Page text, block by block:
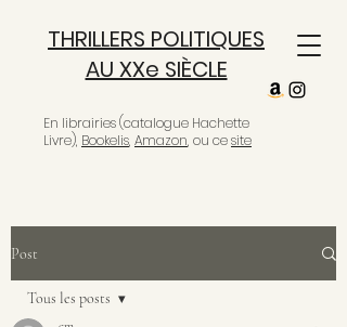
THRILLERS POLITIQUES
AU XXe SIÈCLE
En librairies (catalogue Hachette
Livre), Bookelis, Amazon, ou cesite
Post
Tous les posts